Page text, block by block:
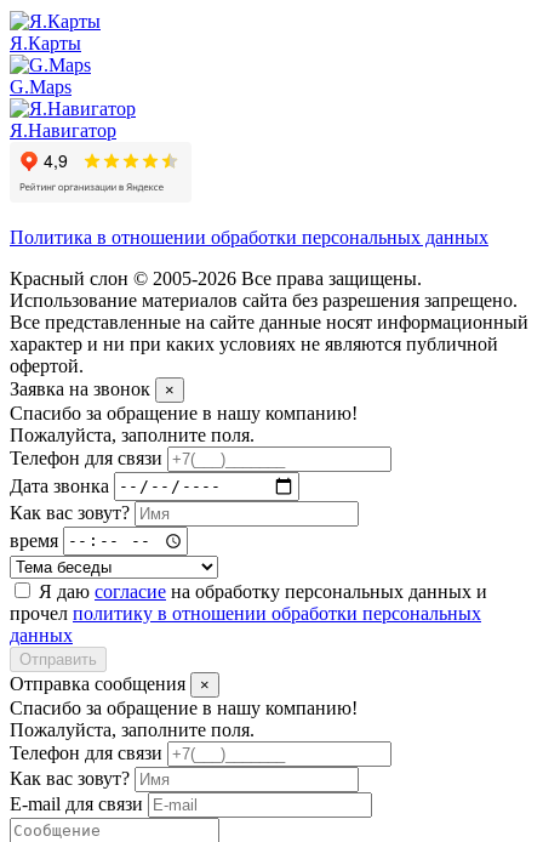
Я.Карты
G.Maps
Я.Навигатор
Политика в отношении обработки персональных данных
Красный слон © 2005-2026 Все права защищены.
Использование материалов сайта без разрешения запрещено.
Все представленные на сайте данные носят информационный
характер и ни при каких условиях не являются публичной
офертой.
Заявка на звонок
×
Спасибо за обращение в нашу компанию!
Пожалуйста, заполните поля.
Телефон для связи
Дата звонка
Как вас зовут?
время
Я даю согласие на обработку персональных данных и
прочел политику в отношении обработки персональных
данных
Отправить
Отправка сообщения ×
Спасибо за обращение в нашу компанию!
Пожалуйста, заполните поля.
Телефон для связи
Как вас зовут?
E-mail для связи